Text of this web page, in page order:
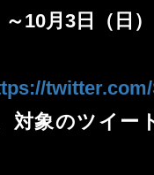
10月3日（日）
対象のツイー